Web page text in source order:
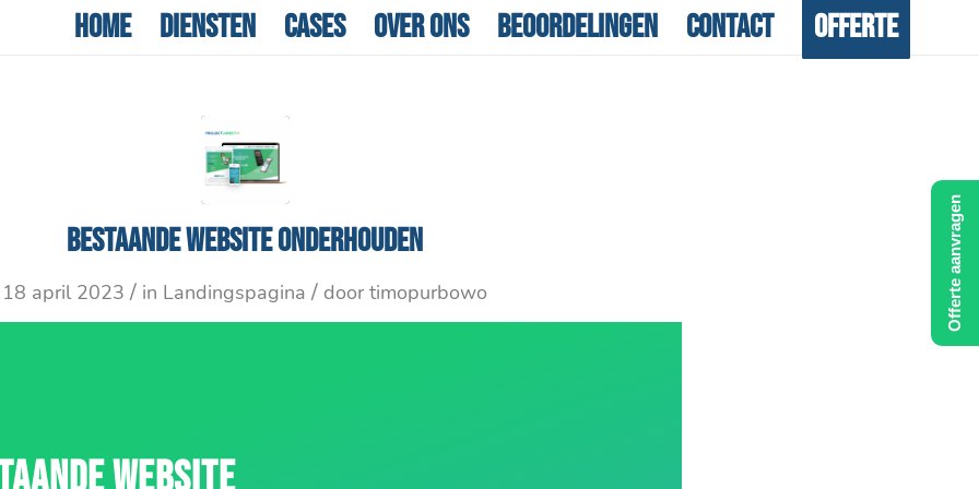
Home Diensten Cases Over ons Beoordelingen Contact Offerte
Bestaande website onderhouden
18 april 2023 / in Landingspagina / doortimopurbowo Offerte aanvragen